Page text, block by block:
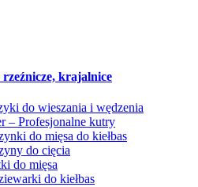
krajalnice
do wieszania i wędzenia
– Profesjonalne kutry
do mięsa do kiełbas
do cięcia
do mięsa
do kiełbas